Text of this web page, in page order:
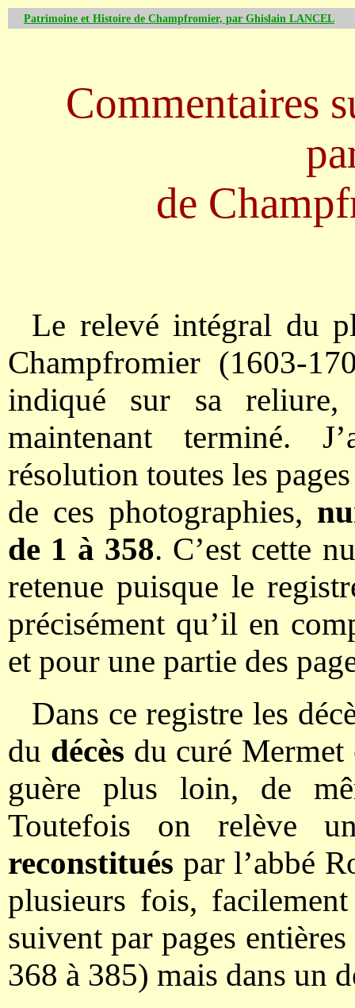
Patrimoine et Histoire de Champfromier, par Ghislain LANCEL
Commentaires
de
Le relevé intégral du
Champfromier (1603-
indiqué sur sa
maintenant terminé.
résolution toutes les
de ces photographies,
de 1 à 358. C’est cette
retenue puisque le
précisément qu’il en
et pour une partie des
Dans ce registre les
du décès du curé
guère plus loin, de
Toutefois on relève
reconstitués par l’abbé
plusieurs fois,
suivent par pages
368 à 385) mais dans un